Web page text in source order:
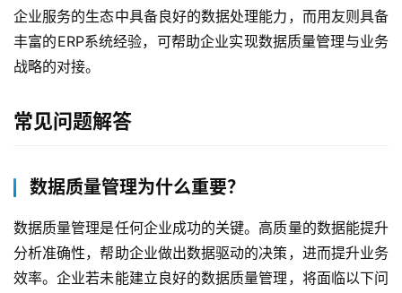
作
服
支
了
解
普
元
企业服务的生态中具备良好的数据处理能力，而用友则具备
丰富的ERP系统经验，可帮助企业实现数据质量管理与业务
战略的对接。
常见问题解答
数据质量管理为什么重要？
数据质量管理是任何企业成功的关键。高质量的数据能提升
分析准确性，帮助企业做出数据驱动的决策，进而提升业务
效率。企业若未能建立良好的数据质量管理，将面临以下问